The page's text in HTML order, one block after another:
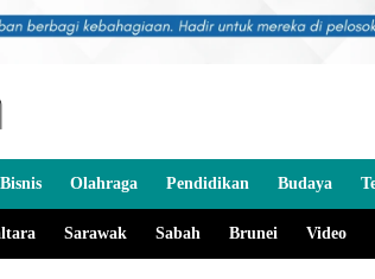
Olahraga Pendidikan Budaya
Sarawak Sabah Brunei Video